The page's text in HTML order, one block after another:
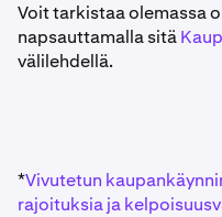
Voit tarkistaa olemassa
napsauttamalla sitä
välilehdellä.
*Vivutetun
rajoituksia ja